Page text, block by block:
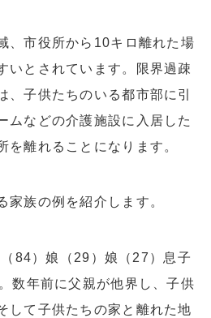
、市役所から10キロ離れた場
いとされています。限界過疎
、子供たちのいる都市部に引
ムなどの介護施設に入居した
を離れることになります。
家族の例を紹介します。
84）娘（29）娘（27）息子
数年前に父親が他界し、子供
して子供たちの家と離れた地